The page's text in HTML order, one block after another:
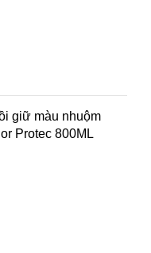
giữ màu nhuộm
Protec 800ML